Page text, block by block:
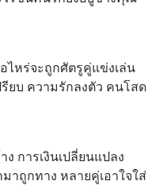
ไหร่จะถูกศัตรูคู่แข่งเล่น
รียบ ความรักลงตัว คนโสด
การเงินเปลี่ยนแปลง
าถูกทาง หลายคู่เอาใจใส่